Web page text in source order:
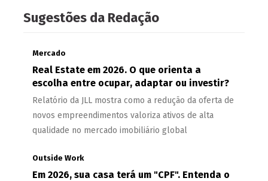
Sugestões da Redação
Mercado
Real Estate em 2026. O que orienta a
escolha entre ocupar, adaptar ou investir?
Relatório da JLL mostra como a redução da oferta de
novos empreendimentos valoriza ativos de alta
qualidade no mercado imobiliário global
Outside Work
Em 2026, sua casa terá um "CPF". Entenda o